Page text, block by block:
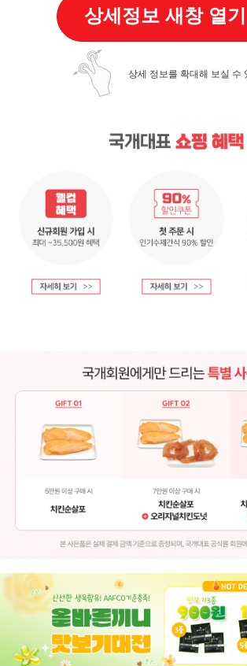
상세정보 새창 열기
상세 정보를 확대해 보실 수